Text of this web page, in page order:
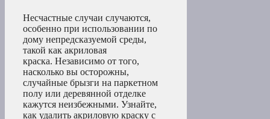
Несчастные случаи случаются,
особенно при использовании по
дому непредсказуемой среды,
такой как акриловая
краска. Независимо от того,
насколько вы осторожны,
случайные брызги на паркетном
полу или деревянной отделке
кажутся неизбежными. Узнайте,
как удалить акриловую краску с